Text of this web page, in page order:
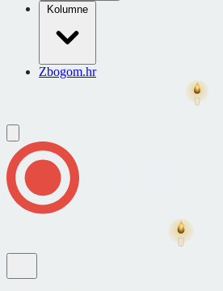
Kolumne
Zbogom.hr